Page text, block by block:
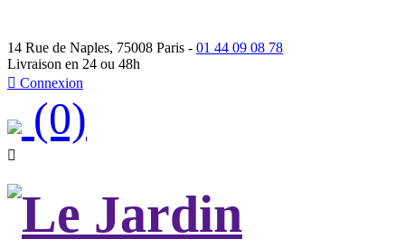
14 Rue de Naples, 75008 Paris - 01 44 09 08 78
Livraison en 24 ou 48h
 Connexion
(0)
